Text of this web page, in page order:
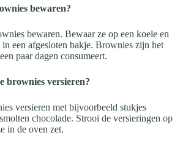
bewaren?
bewaren. Bewaar ze op een koele en
een afgesloten bakje. Brownies zijn het
paar dagen consumeert.
brownies versieren?
versieren met bijvoorbeeld stukjes
chocolade. Strooi de versieringen op
in de oven zet.